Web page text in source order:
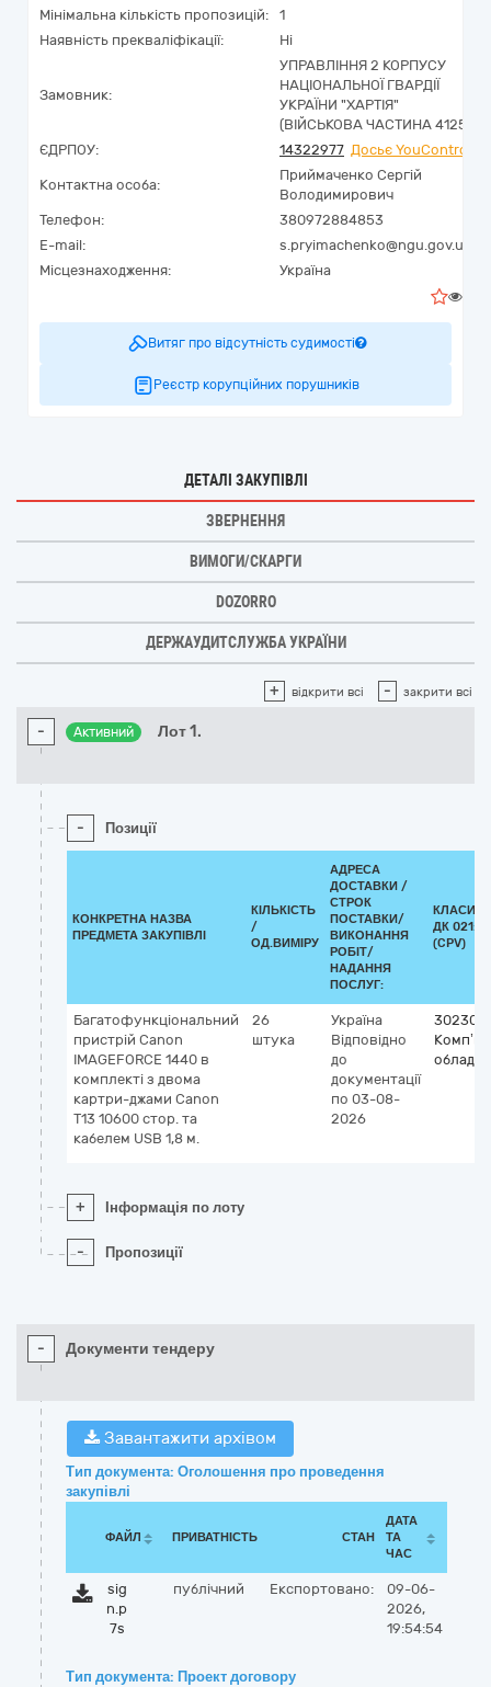
Мінімальна кількість пропозицій:
1
Наявність прекваліфікації:
Ні
Замовник:
УПРАВЛІННЯ 2 КОРПУСУ
НАЦІОНАЛЬНОЇ ГВАРДІЇ
УКРАЇНИ "ХАРТІЯ"
(ВІЙСЬКОВА ЧАСТИНА 4125)
ЄДРПОУ:
14322977 Досьє YouControl
Контактна особа:
Приймаченко Сергій
Володимирович
Телефон:
380972884853
E-mail:
s.pryimachenko@ngu.gov.ua
Місцезнаходження:
Україна
Витяг про відсутність судимості
Реєстр корупційних порушників
ДЕТАЛІ ЗАКУПІВЛІ
ЗВЕРНЕННЯ
ВИМОГИ/СКАРГИ
DOZORRO
ДЕРЖАУДИТСЛУЖБА УКРАЇНИ
+ відкрити всі - закрити всі
- Активний Лот 1.
- Позиції
КОНКРЕТНА НАЗВА
ПРЕДМЕТА ЗАКУПІВЛІ
КІЛЬКІСТЬ
/
ОД.ВИМІРУ
АДРЕСА
ДОСТАВКИ /
СТРОК
ПОСТАВКИ/
ВИКОНАННЯ
РОБІТ/
НАДАННЯ
ПОСЛУГ:
ДК
(CPV)
Багатофункціональний
пристрій Canon
IMAGEFORCE 1440 в
комплекті з двома
картри-джами Canon
T13 10600 стор. та
кабелем USB 1,8 м.
26
штука
Україна
Відповідно
до
документації
по 03-08-
2026
+ Інформація по лоту
- Пропозиції
- Документи тендеру
Завантажити архівом
Тип документа: Оголошення про проведення
закупівлі
ФАЙЛ ПРИВАТНІСТЬ СТАН
ДАТА
ТА
ЧАС
sig
n.p
7s
публічний Експортовано:
09-06-
2026,
19:54:54
Тип документа: Проект договору